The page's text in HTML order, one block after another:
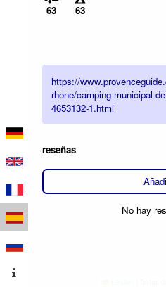
63 63
https://
rhone/camping-municipal-
4653132-1.html
reseñas
No hay